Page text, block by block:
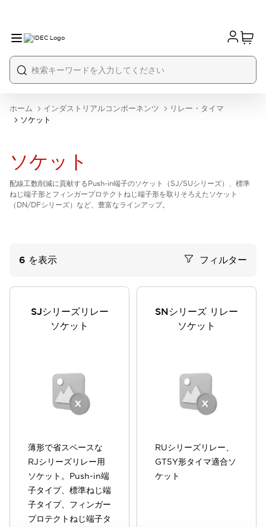
ホーム インダストリアルコンポーネンツ
リレー・タイマ
ソケット
ソケット
配線工数削減に貢献するPush-in端子のソケット（SJ/SUシリーズ）、標準
ねじ端子形とフィンガープロテクトねじ端子形を取りそろえたソケット
（DN/DFシリーズ）など、豊富なラインアップ。
6 を表示 フィルター
SJシリーズリレー
ソケット
薄形で省スペースな
RJシリーズリレー用
ソケット。Push-in端
子タイプ、標準ねじ端
子タイプ、フィンガー
プロテクトねじ端子タ
SNシリーズ リレー
ソケット
RUシリーズリレー、
GT5Y形タイマ適合ソ
ケット